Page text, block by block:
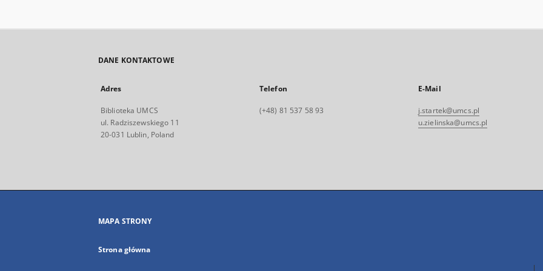
DANE KONTAKTOWE
Adres
Biblioteka UMCS
ul. Radziszewskiego 11
20-031 Lublin, Poland
Telefon
(+48) 81 537 58 93
E-Mail
j.startek@umcs.pl
u.zielinska@umcs.pl
MAPA STRONY
Strona główna